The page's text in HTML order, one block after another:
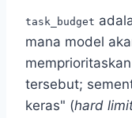
task_budget
mana model
tersebut;
keras" (hard